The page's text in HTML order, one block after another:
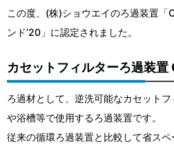
この度、(株)ショウエイのろ過装置「
ンド’20」に認定されました。
カセットフィルターろ過装置
ろ過材として、逆洗可能なカセット
や浴槽等で使用するろ過装置です。
従来の循環ろ過装置と比較して省スペ